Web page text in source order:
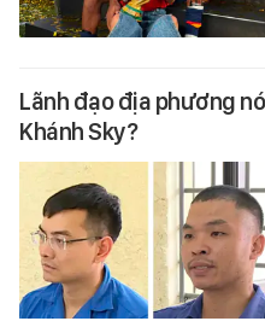
Lãnh đạo địa phương
Khánh Sky?